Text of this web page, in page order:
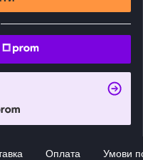
Оплата Умови